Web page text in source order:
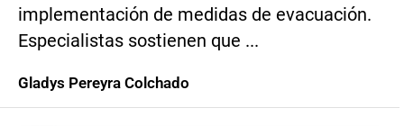
implementación de medidas de evacuación.
Especialistas sostienen que ...
Gladys Pereyra Colchado